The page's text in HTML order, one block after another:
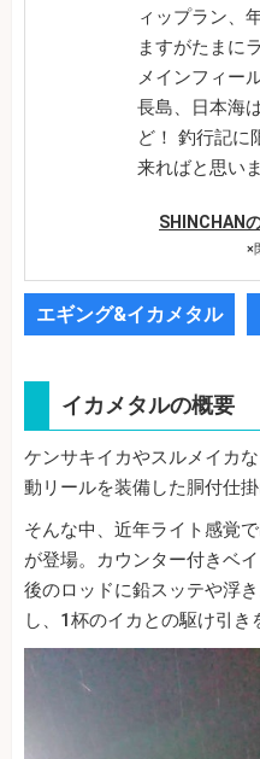
ィップラン、
ますがたまに
メインフィー
長島、日本海
ど！ 釣行記に
来ればと思い
SHINCHAN
×
エギング&イカメタル
イカメタルの概要
ケンサキイカやスルメイカ
動リールを装備した胴付仕
そんな中、近年ライト感覚
が登場。カウンター付きベ
後のロッドに鉛スッテや浮
し、1杯のイカとの駆け引き